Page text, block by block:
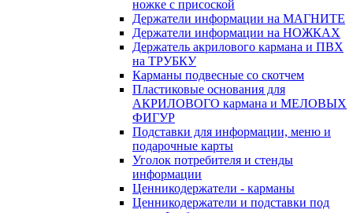
ножке с присоской
Держатели информации на МАГНИТЕ
Держатели информации на НОЖКАХ
Держатель акрилового кармана и ПВХ
на ТРУБКУ
Карманы подвесные со скотчем
Пластиковые основания для
АКРИЛОВОГО кармана и МЕЛОВЫХ
ФИГУР
Подставки для информации, меню и
подарочные карты
Уголок потребителя и стенды
информации
Ценникодержатели - карманы
Ценникодержатели и подставки под